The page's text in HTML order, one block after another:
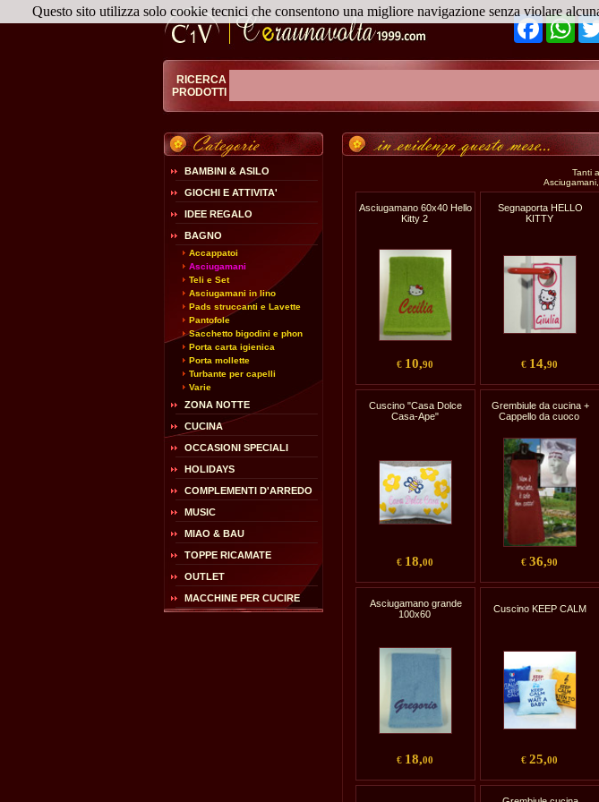
Facebook
RICERCA
PRODOTTI
BAMBINI & ASILO
GIOCHI E ATTIVITA'
IDEE REGALO
BAGNO
Accappatoi
Asciugamani
Teli e Set
Asciugamani in lino
Pads struccanti e Lavette
Pantofole
Sacchetto bigodini e phon
Porta carta igienica
Porta mollette
Turbante per capelli
Varie
ZONA NOTTE
CUCINA
OCCASIONI SPECIALI
HOLIDAYS
COMPLEMENTI D'ARREDO
MUSIC
MIAO & BAU
TOPPE RICAMATE
OUTLET
MACCHINE PER CUCIRE
Tanti
Asciugamano 60x40 Hello
Kitty 2
€ 10,90
Segnaporta HELLO
KITTY
€ 14,90
Cuscino "Casa Dolce
Casa-Ape"
€ 18,00
Grembiule da cucina +
Cappello da cuoco
€ 36,90
Asciugamano grande
100x60
€ 18,00
Cuscino KEEP CALM
€ 25,00
Questo sito utilizza solo cookie tecnici che consentono una migliore navigazione senza violare